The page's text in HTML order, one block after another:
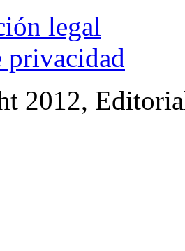
legal
privacidad
2012,